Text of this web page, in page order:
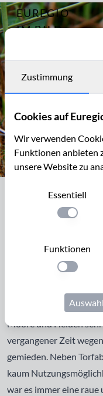
EUREGIO
IM BILD
Archiv
Kontakt
Archiv
2467
zu jeder
ein Erlebnis
Co - mal
lecker,
mal
Rote Früchte,
Preiselbeeren
zwischen Ardennen
Naturparks Hohes
einzigartiges
Moore und Heiden
vergangener Zeit
gemieden. Neben
kaum
war es immer eine raue
Zustimmung
Cookies auf
Wir verwenden
Funktionen anbieten
unsere Website zu
Essentiell
Einstellung
Funktionen
Einstellung